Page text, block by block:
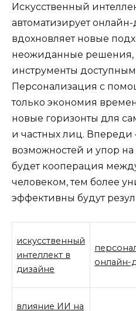
Искусственный
автоматизирует
вдохновляет новые
неожиданные решения,
инструменты
Персонализация с
только экономия
новые горизонты для
и частных лиц. Впереди
возможностей и упор
будет кооперация
человеком, тем более
эффективны будут
искусственный
интеллект в
дизайне
онлайн-
влияние ИИ на